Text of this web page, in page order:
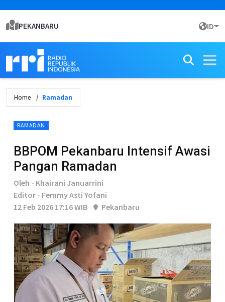
PEKANBARU ID
Home Ramadan
RAMADAN
BBPOM Pekanbaru Intensif Awasi
Pangan Ramadan
Oleh - Khairani Januarrini
Editor - Femmy Asti Yofani
12 Feb 2026 17:16 WIB
Pekanbaru